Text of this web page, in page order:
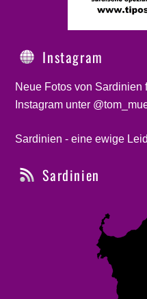
Instagram
Neue Fotos von Sardinien
Instagram unter
Sardinien - eine ewige
Sardinien